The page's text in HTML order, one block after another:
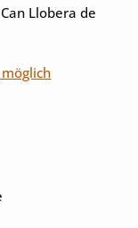
Llobera de